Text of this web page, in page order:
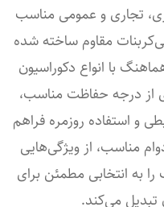
تجاری و عمومی مناسب
مقاوم ساخته شده
با انواع دکوراسیون
از درجه حفاظت مناسب،
و استفاده روزمره فراهم
مناسب، از ویژگی‌هایی
به انتخابی مطمئن برای
می‌کند.